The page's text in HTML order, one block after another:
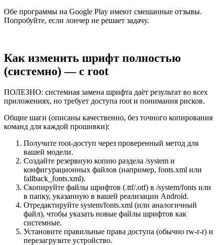
Обе программы на Google Play имеют смешанные отзывы.
Попробуйте, если лончер не решает задачу.
Как изменить шрифт полностью
(системно) — с root
ПОЛЕЗНО: системная замена шрифта даёт результат во всех
приложениях, но требует доступа root и понимания рисков.
Общие шаги (описаны качественно, без точного копирования
команд для каждой прошивки):
Получите root‑доступ через проверенный метод для
вашей модели.
Создайте резервную копию раздела /system и
конфигурационных файлов (например, fonts.xml или
fallback_fonts.xml).
Скопируйте файлы шрифтов (.ttf/.otf) в /system/fonts или
в папку, указанную в вашей реализации Android.
Отредактируйте system/fonts.xml (или аналогичный
файл), чтобы указать новые файлы шрифтов как
системные.
Установите правильные права доступа (обычно rw‑r‑r) и
перезагрузите устройство.